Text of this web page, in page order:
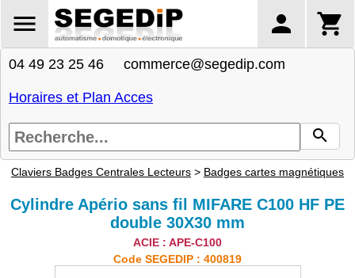
04 49 23 25 46 commerce@segedip.com
Horaires et Plan Acces
Claviers Badges Centrales Lecteurs > Badges cartes magnétiques
Cylindre Apério sans fil MIFARE C100 HF PE
double 30X30 mm
ACIE : APE-C100
Code SEGEDIP : 400819